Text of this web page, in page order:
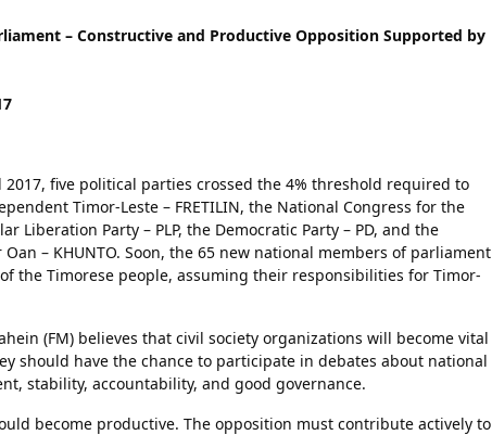
– Constructive and Productive Opposition Supported by
2017, five political parties crossed the 4% threshold required to
Timor-Leste – FRETILIN, the National Congress for the
Liberation Party – PLP, the Democratic Party – PD, and the
– KHUNTO. Soon, the 65 new national members of parliament
the Timorese people, assuming their responsibilities for Timor-
(FM) believes that civil society organizations will become vital
should have the chance to participate in debates about national
stability, accountability, and good governance.
become productive. The opposition must contribute actively to